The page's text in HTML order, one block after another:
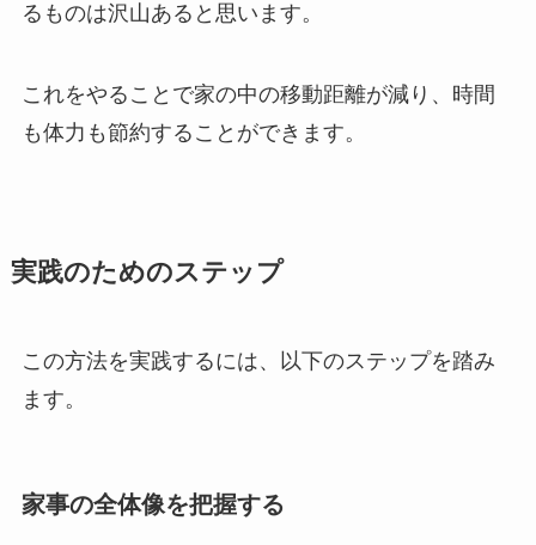
るものは沢山あると思います。
これをやることで家の中の移動距離が減り、時間
も体力も節約することができます。
実践のためのステップ
この方法を実践するには、以下のステップを踏み
ます。
家事の全体像を把握する